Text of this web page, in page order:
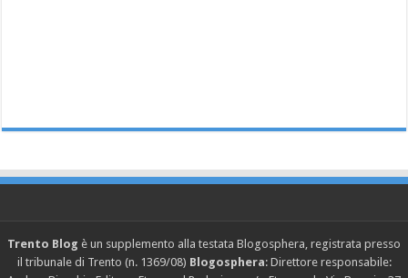
Trento Blog è un supplemento alla testata Blogosphera, registrata presso
il tribunale di Trento (n. 1369/08) Blogosphera: Direttore responsabile: